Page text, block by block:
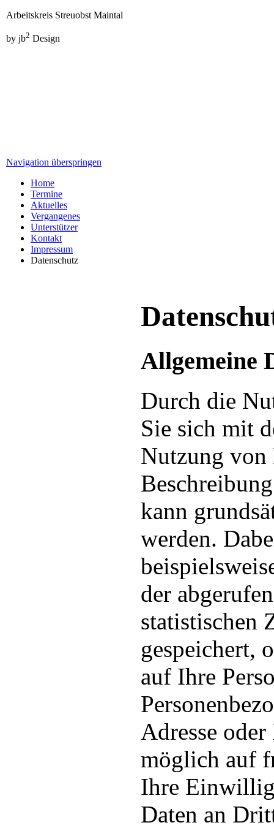
Arbeitskreis Streuobst Maintal
by jb2 Design
Navigation überspringen
Home
Termine
Aktuelles
Vergangenes
Unterstützer
Kontakt
Impressum
Datenschutz
Allgemeine
Durch die
Sie sich mit
Nutzung von
kann
werden.
der
statistischen
gespeichert,
auf Ihre
Adresse
möglich auf
Ihre
Daten an